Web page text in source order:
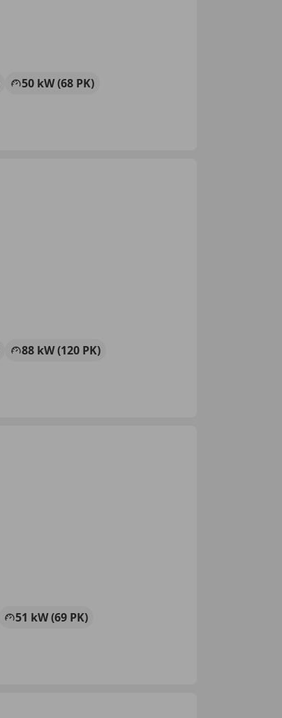
50 kW (68 PK)
88 kW (120 PK)
51 kW (69 PK)